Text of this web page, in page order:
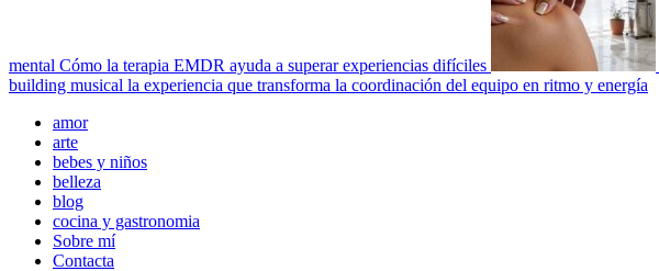
mental Cómo la terapia EMDR ayuda a superar experiencias difíciles
building musical la experiencia que transforma la coordinación del equipo en ritmo y energía
Menú
principal
amor
arte
bebes y niños
belleza
blog
cocina y gastronomia
Sobre mí
Contacta